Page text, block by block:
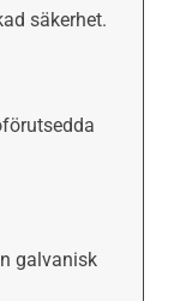
säkerhet.
galvanisk